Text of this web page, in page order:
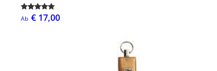
Ab € 17,00